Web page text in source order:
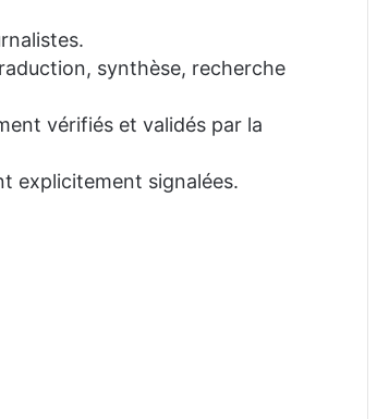
synthèse, recherche
vérifiés et validés par la
explicitement signalées.